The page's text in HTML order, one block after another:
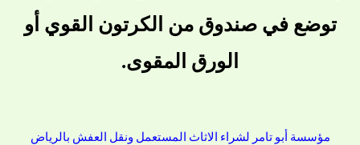
توضع في صندوق من الكرتون القوي أو
الورق المقوى.
مؤسسة أبو تامر لشراء الاثاث المستعمل ونقل العفش بالرياض